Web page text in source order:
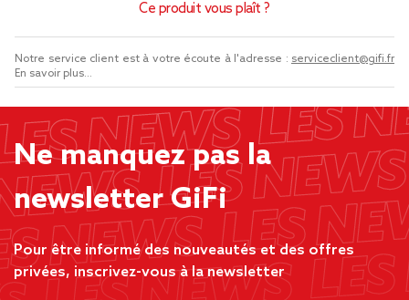
Ce produit vous plaît ?
Notre service client est à votre écoute à l'adresse : serviceclient@gifi.fr
En savoir plus...
Ne manquez pas la
newsletter GiFi
Pour être informé des nouveautés et des offres
privées, inscrivez-vous à la newsletter